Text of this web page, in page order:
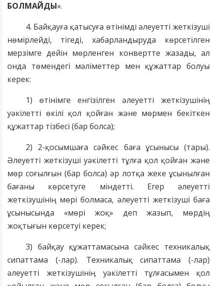
БОЛМАЙДЫ».
4. Байқауға қатысуға өтінімді әлеуетті жеткізуші
нөмірлейді, тігеді, хабарландыруда көрсетілген
мерзімге дейін мөрленген конвертте жазады, ал
онда төмендегі мәліметтер мен құжаттар болуы
керек:
1) өтінімге енгізілген әлеуетті жеткізушінің
уәкілетті өкілі қол қойған және мөрмен бекіткен
құжаттар тізбесі (бар болса);
2) 2-қосымшаға сәйкес баға ұсынысы (тары).
Әлеуетті жеткізуші уәкілетті тұлға қол қойған және
мөр соғылғын (бар болса) әр лотқа жеке ұсынылған
бағаны көрсетуге міндетті. Егер әлеуетті
жеткізушінің мөрі болмаса, әлеуетті жеткізуші баға
ұсынысында «мөрі жоқ» деп жазып, мөрдің
жоқтығын көрсетуі керек;
3) байқау құжаттамасына сәйкес техникалық
сипаттама (-лар). Техникалық сипаттама (-лар)
әлеуетті жеткізушінің уәкілетті тұлғасымен қол